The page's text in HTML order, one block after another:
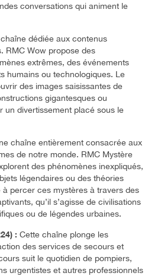
conversations qui animent le
dédiée aux contenus
RMC Wow propose des
extrêmes, des événements
humains ou technologiques. Le
des images saisissantes de
gigantesques ou
un divertissement placé sous le
chaîne entièrement consacrée aux
de notre monde. RMC Mystère
des phénomènes inexpliqués,
légendaires ou des théories
percer ces mystères à travers des
qu’il s’agisse de civilisations
ou de légendes urbaines.
: Cette chaîne plonge les
des services de secours et
suit le quotidien de pompiers,
urgentistes et autres professionnels